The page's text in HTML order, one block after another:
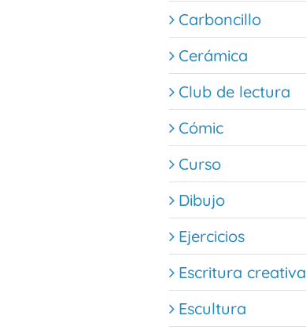
Carboncillo
Cerámica
Club de lectura
Cómic
Curso
Dibujo
Ejercicios
Escritura creativa
Escultura